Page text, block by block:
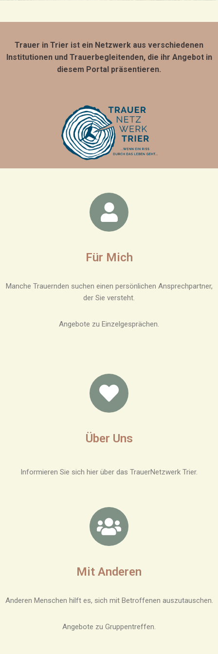
Trauer in Trier ist ein Netzwerk aus verschiedenen
Institutionen und Trauerbegleitenden, die ihr Angebot in
diesem Portal präsentieren.
Für Mich
Manche Trauernden suchen einen persönlichen Ansprechpartner,
der Sie versteht.
Angebote zu Einzelgesprächen.
Über Uns
Informieren Sie sich hier über das TrauerNetzwerk Trier.
Mit Anderen
Anderen Menschen hilft es, sich mit Betroffenen auszutauschen.
Angebote zu Gruppentreffen.